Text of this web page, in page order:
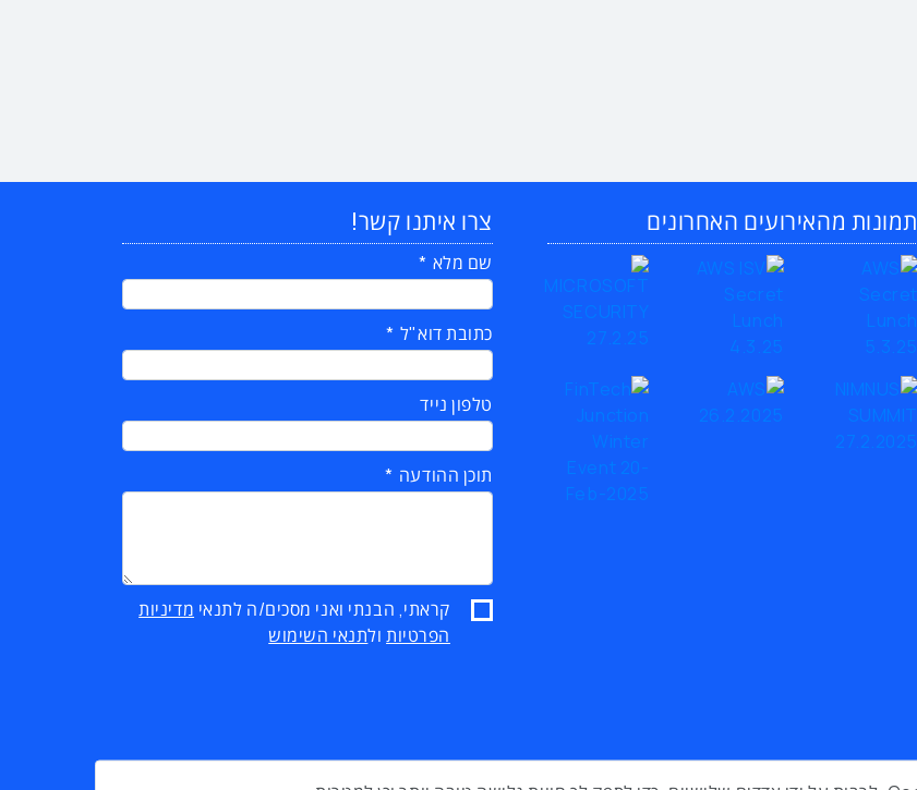
תמונות מהאירועים האחרונים צרו איתנו קשר!
שם מלא
כתובת דוא"ל
טלפון נייד
תוכן ההודעה
קראתי, הבנתי ואני מסכים/ה לתנאי מדיניות
הפרטיותולתנאי השימוש